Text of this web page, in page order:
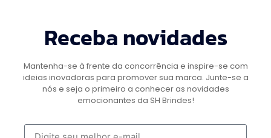
Receba novidades
Mantenha-se à frente da concorrência e inspire-se com
ideias inovadoras para promover sua marca. Junte-se a
nós e seja o primeiro a conhecer as novidades
emocionantes da SH Brindes!